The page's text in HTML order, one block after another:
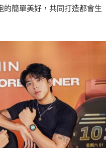
的簡單美好，共同打造都會生